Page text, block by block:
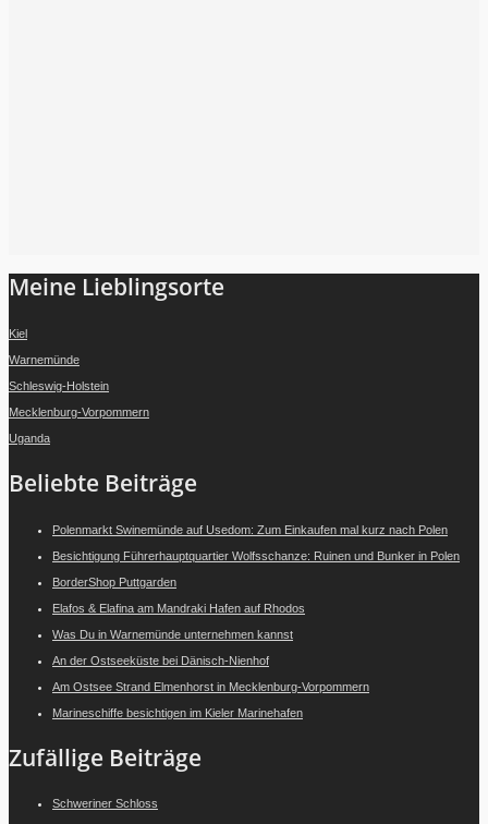
Meine Lieblingsorte
Kiel
Warnemünde
Schleswig-Holstein
Mecklenburg-Vorpommern
Uganda
Beliebte Beiträge
Polenmarkt Swinemünde auf Usedom: Zum Einkaufen mal kurz nach Polen
Besichtigung Führerhauptquartier Wolfsschanze: Ruinen und Bunker in Polen
BorderShop Puttgarden
Elafos & Elafina am Mandraki Hafen auf Rhodos
Was Du in Warnemünde unternehmen kannst
An der Ostseeküste bei Dänisch-Nienhof
Am Ostsee Strand Elmenhorst in Mecklenburg-Vorpommern
Marineschiffe besichtigen im Kieler Marinehafen
Zufällige Beiträge
Schweriner Schloss